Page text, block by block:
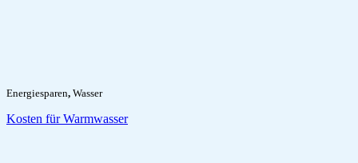
Energiesparen, Wasser
Kosten für Warmwasser